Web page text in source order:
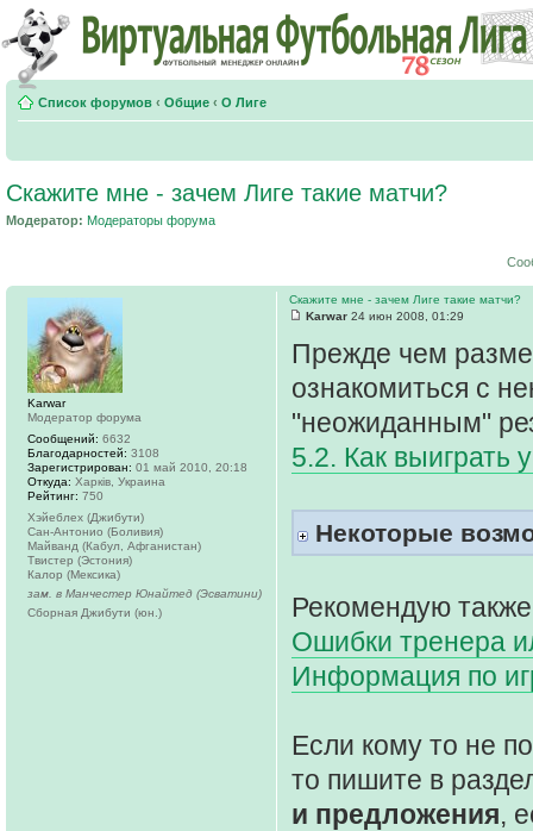
Список форумов ‹ Общие ‹ О Лиге
Скажите мне - зачем Лиге такие матчи?
Модератор: Модераторы форума
Скажите мне - зачем Лиге такие матчи?
Karwar 24 июн 2008, 01:29
Прежде чем
ознакомиться с
"неожиданным"
5.2. Как выиграть
Некоторые
Рекомендую
Ошибки тренера
Информация по
Если кому то не
то пишите в
и предложения,
Karwar
Модератор форума
Сообщений: 6632
Благодарностей: 3108
Зарегистрирован: 01 май 2010, 20:18
Откуда: Харків, Украина
Рейтинг: 750
Хэйеблех (Джибути)
Сан-Антонио (Боливия)
Майванд (Кабул, Афганистан)
Твистер (Эстония)
Калор (Мексика)
зам. в Манчестер Юнайтед (Эсватини)
Сборная Джибути (юн.)